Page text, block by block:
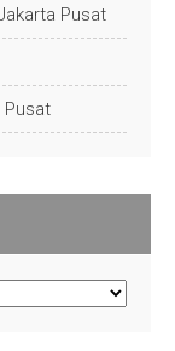
Pusat
Pusat